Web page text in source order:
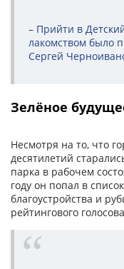
– Прийти в
лакомством было
Сергей
Зелёное
Несмотря на то, что
десятилетий
парка в рабочем
году он попал в
благоустройства и
рейтингового